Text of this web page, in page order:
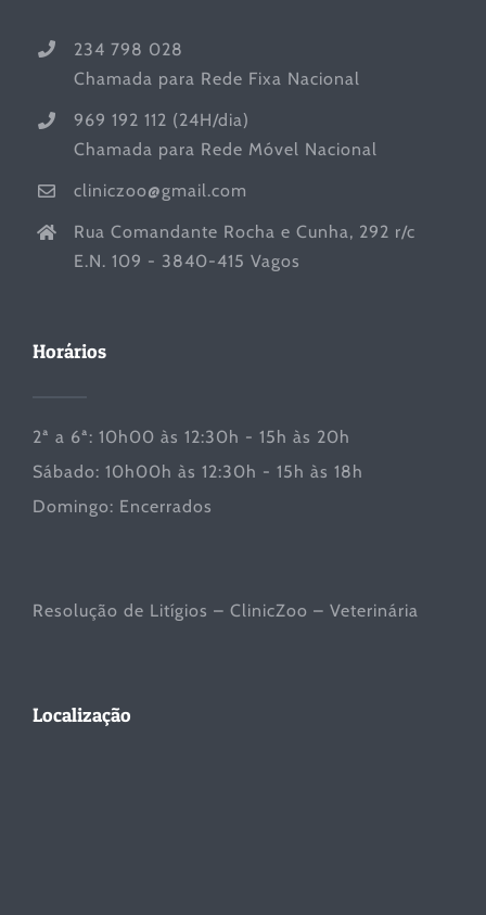
234 798 028
Chamada para Rede Fixa Nacional
969 192 112 (24H/dia)
Chamada para Rede Móvel Nacional
cliniczoo@gmail.com
Rua Comandante Rocha e Cunha, 292 r/c
E.N. 109 - 3840-415 Vagos
Horários
2ª a 6ª: 10h00 às 12:30h - 15h às 20h
Sábado: 10h00h às 12:30h - 15h às 18h
Domingo: Encerrados
Resolução de Litígios – ClinicZoo – Veterinária
Localização